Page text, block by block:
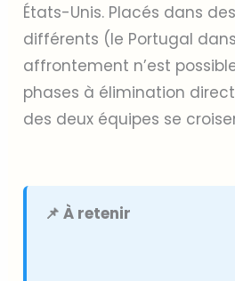
États-Unis. Placés dans
différents (le Portugal
affrontement n’est
phases à élimination
des deux équipes se
📌 À retenir